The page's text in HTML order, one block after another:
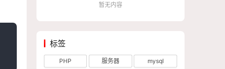
暂无内容
标签
PHP 服务器
mysql